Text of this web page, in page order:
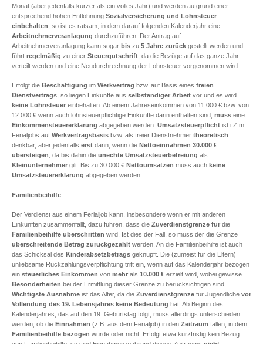
Monat (aber jedenfalls kürzer als ein volles Jahr) und werden aufgrund einer
entsprechend hohen Entlohnung Sozialversicherung und Lohnsteuer
einbehalten , so ist es ratsam, in dem darauf folgenden Kalenderjahr eine
Arbeitnehmerveranlagung durchzuführen. Der Antrag auf
Arbeitnehmerveranlagung kann sogar bis zu 5 Jahre zurück gestellt werden und
führt regelmäßig zu einer Steuergutschrift , da die Bezüge auf das ganze Jahr
verteilt werden und eine Neudurchrechnung der Lohnsteuer vorgenommen wird.
Erfolgt die Beschäftigung im Werkvertrag bzw. auf Basis eines freien
Dienstvertrags , so liegen Einkünfte aus selbständiger Arbeit vor und es wird
keine Lohnsteuer einbehalten. Ab einem Jahreseinkommen von 11.000 € bzw. von
12.000 € wenn auch lohnsteuerpflichtige Einkünfte darin enthalten sind, muss eine
Einkommensteuererklärung abgegeben werden. Umsatzsteuerpflicht ist i.Z.m.
Ferialjobs auf Werkvertragsbasis bzw. als freier Dienstnehmer theoretisch
denkbar, aber jedenfalls erst dann, wenn die Nettoeinnahmen 30.000 €
übersteigen , da bis dahin die unechte Umsatzsteuerbefreiung als
Kleinunternehmer gilt. Bis zu 30.000 € Nettoumsätzen muss auch keine
Umsatzsteuererklärung abgegeben werden.
Familienbeihilfe
Der Verdienst aus einem Ferialjob kann, insbesondere wenn er mit anderen
Einkünften zusammenfällt, dazu führen, dass die Zuverdienstgrenze für die
Familienbeihilfe überschritten wird. Ist dies der Fall, so muss der die Grenze
überschreitende Betrag zurückgezahlt werden. An die Familienbeihilfe ist auch
das Schicksal des Kinderabsetzbetrags geknüpft. Die (zumeist für die Eltern)
unliebsame Rückzahlungsverpflichtung tritt ein, wenn auf das Kalenderjahr bezogen
ein steuerliches Einkommen von mehr als 10.000 € erzielt wird, wobei gewisse
Besonderheiten bei der Ermittlung dieser Grenze zu berücksichtigen sind.
Wichtigste Ausnahme ist das Alter, da die Zuverdienstgrenze für Jugendliche vor
Vollendung des 19. Lebensjahres keine Bedeutung hat. Ab Beginn des
Kalenderjahres, das auf den 19. Geburtstag folgt, muss allerdings unterschieden
werden, ob die Einnahmen (z.B. aus dem Ferialjob) in den Zeitraum fallen, in dem
Familienbeihilfe bezogen wurde oder nicht. Erfolgt etwa kurzfristig kein Bezug